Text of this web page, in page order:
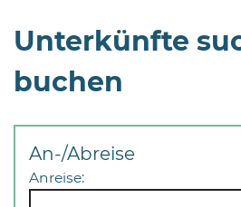
Uhr
sowie
der
Öffnungszeiten
Vereinbarung.
Unterkünfte
buchen
An-/Abreise
Anreise: